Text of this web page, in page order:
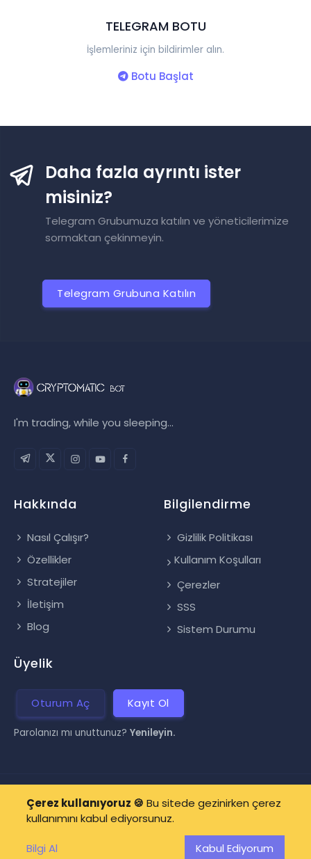
TELEGRAM BOTU
İşlemleriniz için bildirimler alın.
Botu Başlat
Daha fazla ayrıntı ister
misiniz?
Telegram Grubumuza katılın ve yöneticilerimize
sormaktan çekinmeyin.
Telegram Grubuna Katılın
I'm trading, while you sleeping...
Hakkında
Nasıl Çalışır?
Özellikler
Stratejiler
İletişim
Blog
Bilgilendirme
Gizlilik Politikası
Kullanım Koşulları
Çerezler
SSS
Sistem Durumu
Üyelik
Oturum Aç Kayıt Ol
Parolanızı mı unuttunuz? Yenileyin.
© 2026 CryptoMatic Bot | Developed based on AI
Çerez kullanıyoruz 🍪 Bu sitede gezinirken çerez
kullanımını kabul ediyorsunuz.
Bilgi Al Kabul Ediyorum